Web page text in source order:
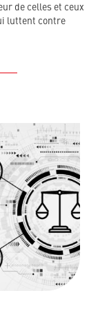
de celles et ceux
luttent contre